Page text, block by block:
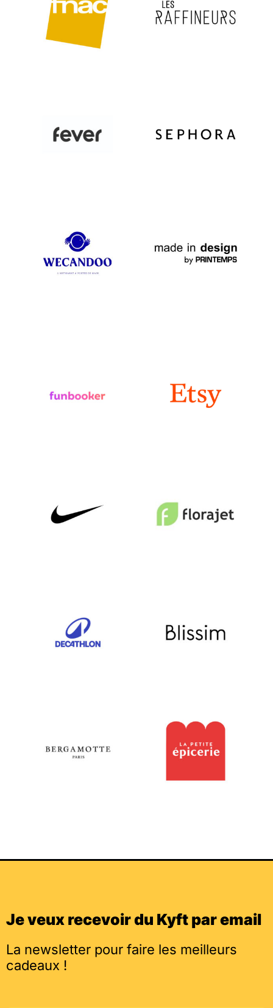
Je veux recevoir du Kyft par email
La newsletter pour faire les meilleurs
cadeaux !